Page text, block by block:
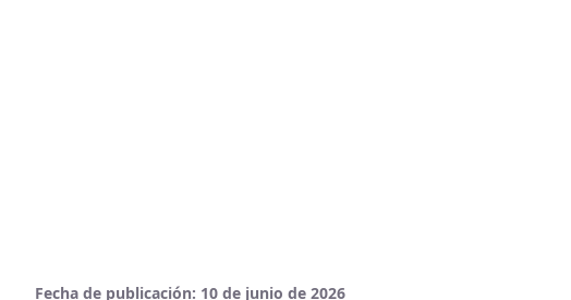
Fecha de publicación: 10 de junio de 2026